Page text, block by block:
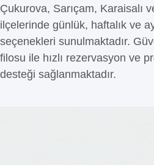
Çukurova, Sarıçam, Karaisalı
ilçelerinde günlük, haftalık ve
seçenekleri sunulmaktadır.
filosu ile hızlı rezervasyon ve
desteği sağlanmaktadır.